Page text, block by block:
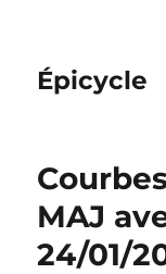
Épicycle
MAJ
24/01/